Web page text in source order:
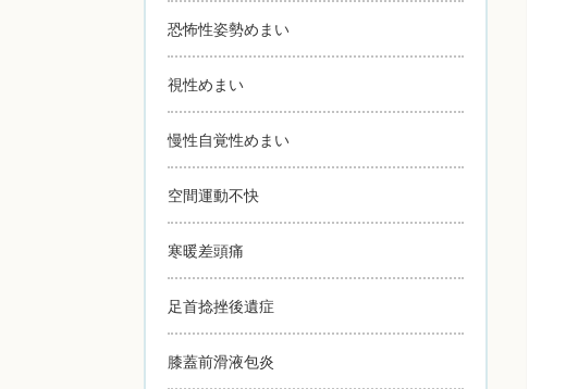
恐怖性姿勢めまい
視性めまい
慢性自覚性めまい
空間運動不快
寒暖差頭痛
足首捻挫後遺症
膝蓋前滑液包炎